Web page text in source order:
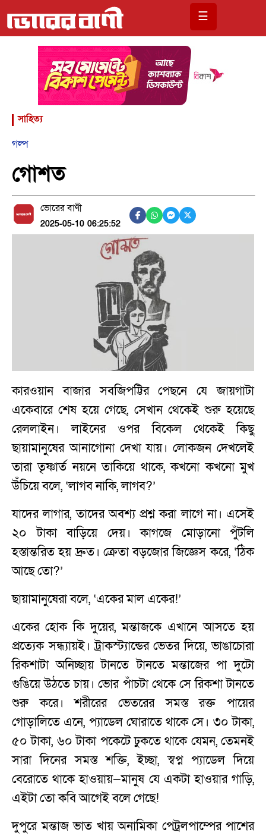
☰
সাহিত্য
গল্প
গোশত
ভোরের বাণী
2025-05-10 06:25:52
কারওয়ান বাজার সবজিপট্টির পেছনে যে জায়গাটা
একেবারে শেষ হয়ে গেছে, সেখান থেকেই শুরু হয়েছে
রেললাইন। লাইনের ওপর বিকেল থেকেই কিছু
ছায়ামানুষের আনাগোনা দেখা যায়। লোকজন দেখলেই
তারা তৃষ্ণার্ত নয়নে তাকিয়ে থাকে, কখনো কখনো মুখ
উঁচিয়ে বলে, ‘লাগব নাকি, লাগব?’
যাদের লাগার, তাদের অবশ্য প্রশ্ন করা লাগে না। এসেই
২০ টাকা বাড়িয়ে দেয়। কাগজে মোড়ানো পুঁটলি
হস্তান্তরিত হয় দ্রুত। ক্রেতা বড়জোর জিজ্ঞেস করে, ‘ঠিক
আছে তো?’
ছায়ামানুষেরা বলে, ‘একের মাল একের!’
একের হোক কি দুয়ের, মন্তাজকে এখানে আসতে হয়
প্রত্যেক সন্ধ্যায়ই। ট্রাকস্ট্যান্ডের ভেতর দিয়ে, ভাঙাচোরা
রিকশাটা অনিচ্ছায় টানতে টানতে মন্তাজের পা দুটো
গুঙিয়ে উঠতে চায়। ভোর পাঁচটা থেকে সে রিকশা টানতে
শুরু করে। শরীরের ভেতরের সমস্ত রক্ত পায়ের
গোড়ালিতে এনে, প্যাডেল ঘোরাতে থাকে সে। ৩০ টাকা,
৫০ টাকা, ৬০ টাকা পকেটে ঢুকতে থাকে যেমন, তেমনই
সারা দিনের সমস্ত শক্তি, ইচ্ছা, স্বপ্ন প্যাডেল দিয়ে
বেরোতে থাকে হাওয়ায়—মানুষ যে একটা হাওয়ার গাড়ি,
এইটা তো কবি আগেই বলে গেছে!
দুপুরে মন্তাজ ভাত খায় অনামিকা পেট্রলপাম্পের পাশের